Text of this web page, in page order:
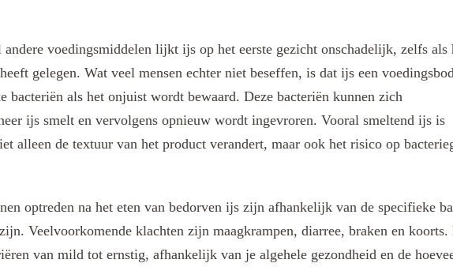
voedingsmiddelen lijkt ijs op het eerste gezicht onschadelijk, zelfs als
gelegen. Wat veel mensen echter niet beseffen, is dat ijs een
bacteriën als het onjuist wordt bewaard. Deze bacteriën kunnen zich
ijs smelt en vervolgens opnieuw wordt ingevroren. Vooral smeltend ijs is
alleen de textuur van het product verandert, maar ook het risico op
optreden na het eten van bedorven ijs zijn afhankelijk van de specifieke
Veelvoorkomende klachten zijn maagkrampen, diarree, braken en koorts.
van mild tot ernstig, afhankelijk van je algehele gezondheid en de